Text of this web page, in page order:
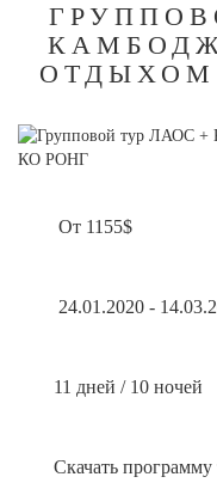
От 1155$
24.01.2020 -
11 дней / 10 ночей
Скачать программу